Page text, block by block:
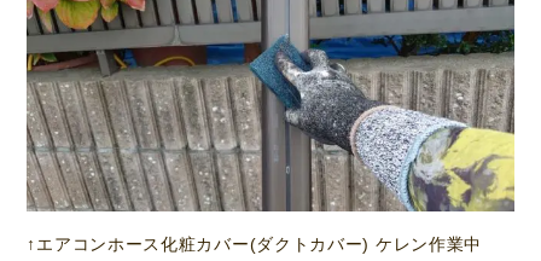
↑エアコンホース化粧カバー(ダクトカバー) ケレン作業中